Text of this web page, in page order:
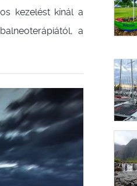
kezelést kínál a
a